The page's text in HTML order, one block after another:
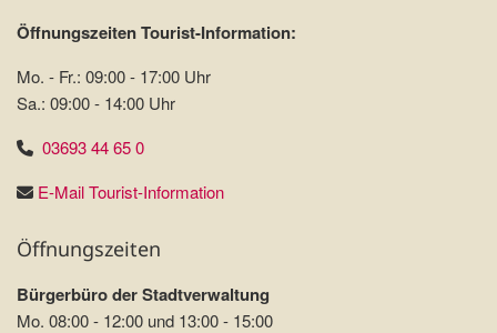
Öffnungszeiten Tourist-Information:
Mo. - Fr.: 09:00 - 17:00 Uhr
Sa.: 09:00 - 14:00 Uhr
03693 44 65 0
E-Mail Tourist-Information
Öffnungszeiten
Bürgerbüro der Stadtverwaltung
Mo. 08:00 - 12:00 und 13:00 - 15:00